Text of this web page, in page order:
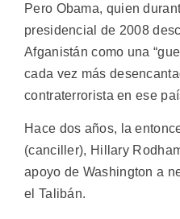
Pero Obama, quien
presidencial de 2008
Afganistán como una
cada vez más
contraterrorista en ese
Hace dos años, la
(canciller), Hillary
apoyo de Washington a
el Talibán.